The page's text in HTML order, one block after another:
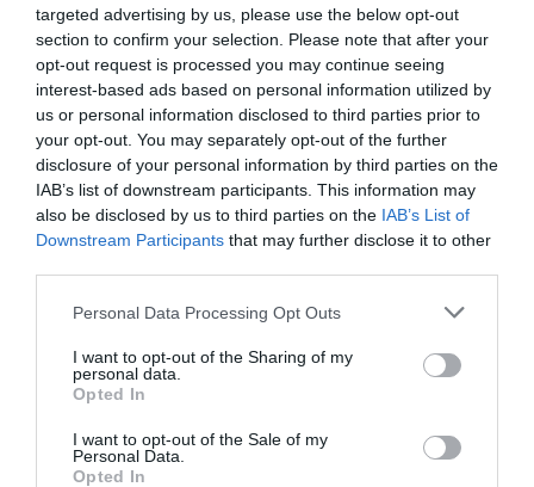
targeted advertising by us, please use the below opt-out
section to confirm your selection. Please note that after your
opt-out request is processed you may continue seeing
interest-based ads based on personal information utilized by
us or personal information disclosed to third parties prior to
your opt-out. You may separately opt-out of the further
disclosure of your personal information by third parties on the
IAB’s list of downstream participants. This information may
also be disclosed by us to third parties on the IAB’s List of
Downstream Participants that may further disclose it to other
Please note that this website/app uses one or more Google
not limited to your visit or usage behaviour. You may click to
grant or deny consent to Google and its third-party tags to
use your data for below specified purposes in below Google
consent section.
Personal Data Processing Opt Outs
I want to opt-out of the Sharing of my
personal data.
Opted In
I want to opt-out of the Sale of my
Personal Data.
Opted In
ΒΑΣΙΛΙΚΗ ΟΙΚΟΓΕΝΕΙΑ ΒΡΕΤΑΝΙΑ
ΜΕΓΚΑΝ ΜΑΡΚΛ
ΠΡΙΓΚΙΠΑΣ ΧΑΡΙ
ΔΙΑΦΗΜΙΣΗ
ΣΧΟΛΙΑ